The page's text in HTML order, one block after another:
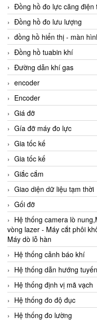
Đồng hồ đo lực căng điện
Đồng hồ đo lưu lượng
đồng hồ hiển thị - màn
Đồng hồ tuabin khí
Đường dẫn khí gas
encoder
Encoder
Giá đỡ
Gía đỡ máy đo lực
Gia tốc kế
Gia tốc kế
Giắc cắm
Giao diện dữ liệu tạm thời
Gối đỡ
Hệ thống camera lò
vòng lazer - Máy cắt phôi
Máy dò lỗ hàn
Hệ thống cảnh báo khí
Hệ thống dẫn hướng
Hệ thống định vị mã vạch
Hệ thống đo độ đục
Hệ thống đo lường